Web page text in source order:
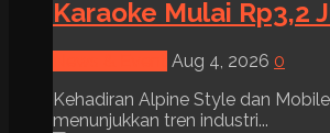
Karaoke Mulai Rp3,2
Aug 4, 2026 0
Kehadiran Alpine Style dan
menunjukkan tren industri...